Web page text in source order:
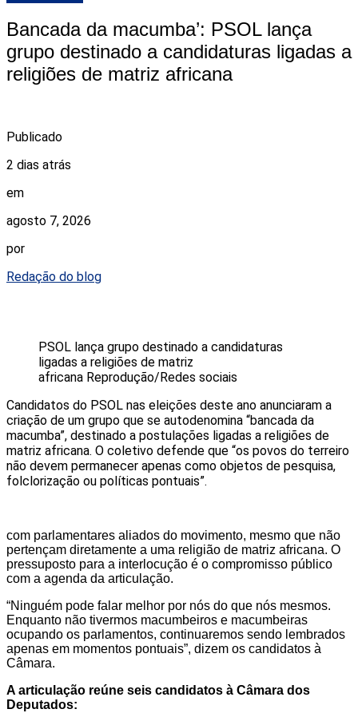
Bancada da macumba’: PSOL lança
grupo destinado a candidaturas ligadas a
religiões de matriz africana
Publicado
2 dias atrás
em
agosto 7, 2026
por
Redação do blog
PSOL lança grupo destinado a candidaturas
ligadas a religiões de matriz
africana Reprodução/Redes sociais
Candidatos do PSOL nas eleições deste ano anunciaram a
criação de um grupo que se autodenomina “bancada da
macumba”, destinado a postulações ligadas a religiões de
matriz africana. O coletivo defende que “os povos do terreiro
não devem permanecer apenas como objetos de pesquisa,
folclorização ou políticas pontuais”.
com parlamentares aliados do movimento, mesmo que não
pertençam diretamente a uma religião de matriz africana. O
pressuposto para a interlocução é o compromisso público
com a agenda da articulação.
“Ninguém pode falar melhor por nós do que nós mesmos.
Enquanto não tivermos macumbeiros e macumbeiras
ocupando os parlamentos, continuaremos sendo lembrados
apenas em momentos pontuais”, dizem os candidatos à
Câmara.
A articulação reúne seis candidatos à Câmara dos
Deputados: